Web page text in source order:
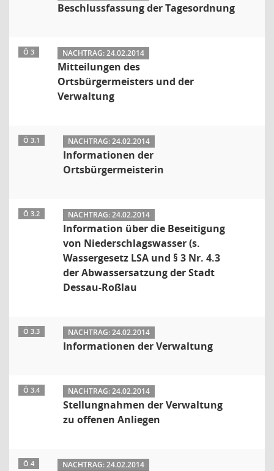
Beschlussfassung der Tagesordnung
Ö 3 NACHTRAG: 24.02.2014
Mitteilungen des
Ortsbürgermeisters und der
Verwaltung
Ö 3.1 NACHTRAG: 24.02.2014
Informationen der
Ortsbürgermeisterin
Ö 3.2 NACHTRAG: 24.02.2014
Information über die Beseitigung
von Niederschlagswasser (s.
Wassergesetz LSA und § 3 Nr. 4.3
der Abwassersatzung der Stadt
Dessau-Roßlau
Ö 3.3 NACHTRAG: 24.02.2014
Informationen der Verwaltung
Ö 3.4 NACHTRAG: 24.02.2014
Stellungnahmen der Verwaltung
zu offenen Anliegen
Ö 4 NACHTRAG: 24.02.2014